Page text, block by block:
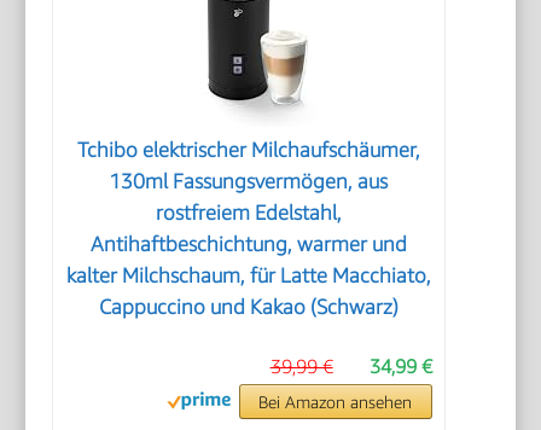
Tchibo elektrischer Milchaufschäumer,
130ml Fassungsvermögen, aus
rostfreiem Edelstahl,
Antihaftbeschichtung, warmer und
kalter Milchschaum, für Latte Macchiato,
Cappuccino und Kakao (Schwarz)
34,99 €
39,99 €
Bei Amazon ansehen